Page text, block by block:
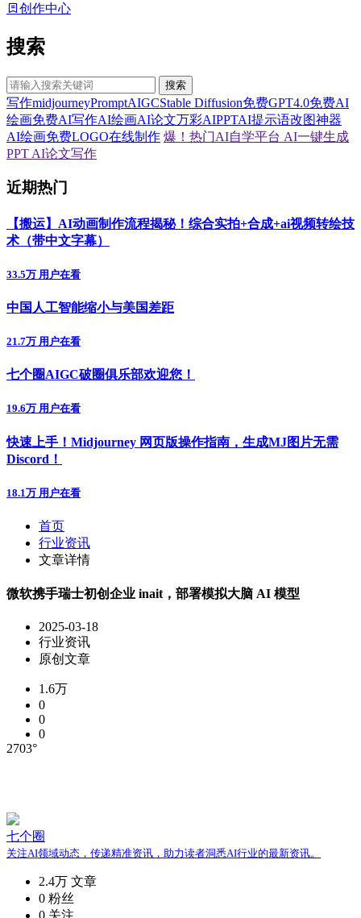
创作中心
搜索
搜索
写作midjourneyPromptAIGCStable Diffusion免费GPT4.0免费AI
绘画免费AI写作AI绘画AI论文万彩AIPPTAI提示语改图神器
AI绘画免费LOGO在线制作 爆！热门AI自学平台 AI一键生成
PPT AI论文写作
近期热门
【搬运】AI动画制作流程揭秘！综合实拍+合成+ai视频转绘技
术（带中文字幕）
33.5万 用户在看
中国人工智能缩小与美国差距
21.7万 用户在看
七个圈AIGC破圈俱乐部欢迎您！
19.6万 用户在看
快速上手！Midjourney 网页版操作指南，生成MJ图片无需
Discord！
18.1万 用户在看
首页
行业资讯
文章详情
​微软携手瑞士初创企业 inait，部署模拟大脑 AI 模型
2025-03-18
行业资讯
原创文章
1.6万
0
0
0
2703°
七个圈
关注AI领域动态，传递精准资讯，助力读者洞悉AI行业的最新资讯。
2.4万 文章
0 粉丝